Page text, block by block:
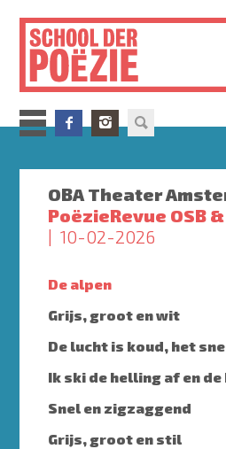
inhoud
gaan
OBA Theater
PoëzieRevue OSB
10-02-2026
De alpen
Grijs, groot en wit
De lucht is koud, het
Ik ski de helling af en
Snel en zigzaggend
Grijs, groot en stil